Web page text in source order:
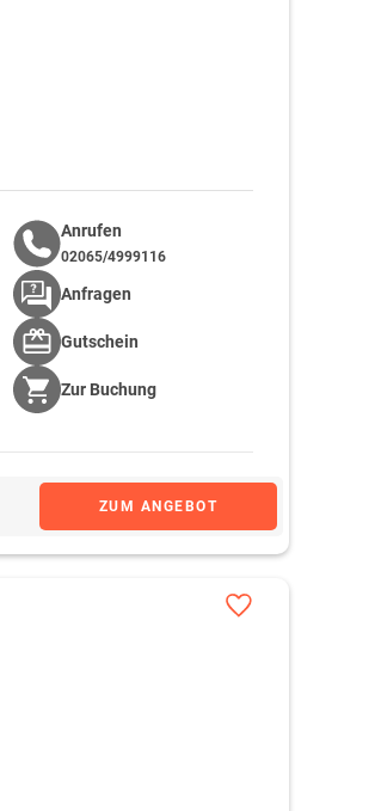
ZUM ANGEBOT
Anrufen
02065/4999116
Anfragen
Gutschein
Zur Buchung